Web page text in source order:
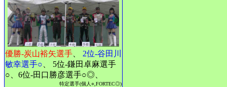
優勝-炭山裕矢選手
2位-谷田川
敏幸選手○ 、 5位-鎌田卓麻選手
○、6位-田口勝彦選手○◎、
特定選手(個人○,FORTEC◎)